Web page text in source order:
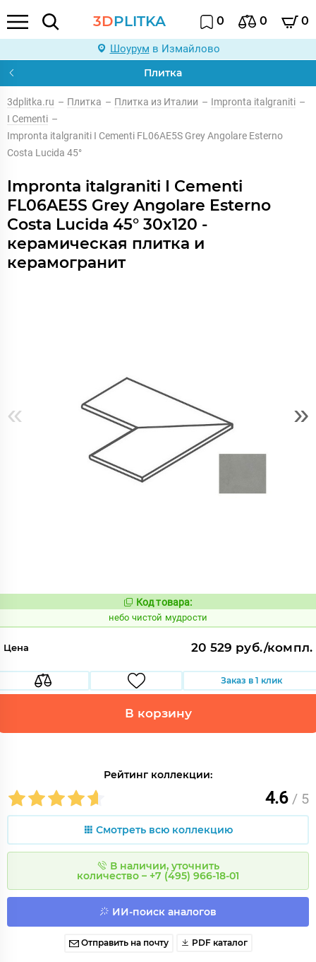
3DPLITKA 0 0 0
Шоурум в Измайлово
Плитка
3dplitka.ru – Плитка – Плитка из Италии – Impronta italgraniti –
I Cementi –
Impronta italgraniti I Cementi FL06AE5S Grey Angolare Esterno
Costa Lucida 45°
Impronta italgraniti I Cementi
FL06AE5S Grey Angolare Esterno
Costa Lucida 45° 30x120 -
керамическая плитка и
керамогранит
« »
Код:
1123930
Код товара:
небо чистой мудрости
Цена 20 529 руб./компл.
Заказ в 1 клик
В корзину
Рейтинг коллекции:
4.6 / 5
Смотреть всю коллекцию
В наличии, уточнить
количество – +7 (495) 966-18-01
ИИ-поиск аналогов
Отправить на почту PDF каталог